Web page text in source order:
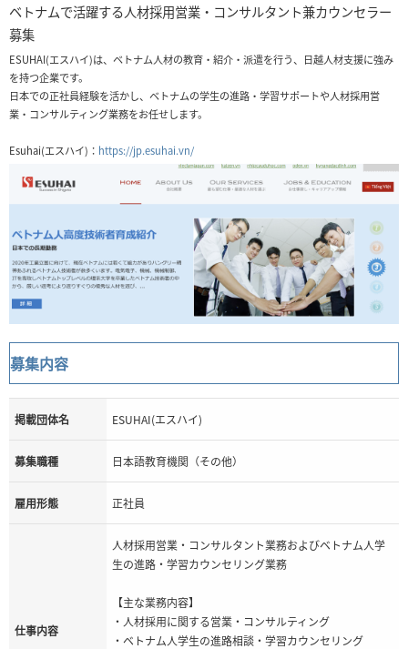
ベトナムで活躍する人材採用営業・コンサルタント兼カウンセラー
募集
ESUHAI(エスハイ)は、ベトナム人材の教育・紹介・派遣を行う、日越人材支援に強み
を持つ企業です。
日本での正社員経験を活かし、ベトナムの学生の進路・学習サポートや人材採用営
業・コンサルティング業務をお任せします。
Esuhai(エスハイ)： https://jp.esuhai.vn/
募集内容
掲載団体名 ESUHAI(エスハイ)
募集職種 日本語教育機関（その他）
雇用形態 正社員
仕事内容
人材採用営業・コンサルタント業務およびベトナム人学
生の進路・学習カウンセリング業務
【主な業務内容】
・人材採用に関する営業・コンサルティング
・ベトナム人学生の進路相談・学習カウンセリング